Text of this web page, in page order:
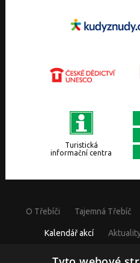
Turistická
informační centra
O Třebíči Tajemná Třebíč
Kalendář akcí